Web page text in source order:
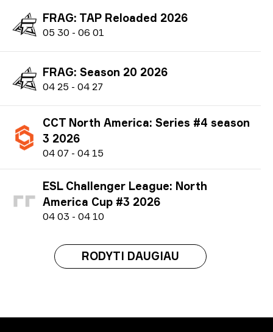
FRAG: TAP Reloaded 2026
05 30 - 06 01
FRAG: Season 20 2026
04 25 - 04 27
CCT North America: Series #4 season
3 2026
04 07 - 04 15
ESL Challenger League: North
America Cup #3 2026
04 03 - 04 10
RODYTI DAUGIAU